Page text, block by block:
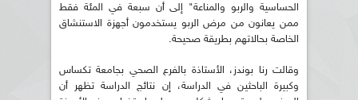
الحساسية والربو والمناعة" إلى أن سبعة في المئة فقط
ممن يعانون من مرض الربو يستخدمون أجهزة الاستنشاق
الخاصة بحالاتهم بطريقة صحيحة.
وقالت رنا بوندز، الأستاذة بالفرع الصحي بجامعة تكساس
وكبيرة الباحثين في الدراسة، إن نتائج الدراسة تظهر أن